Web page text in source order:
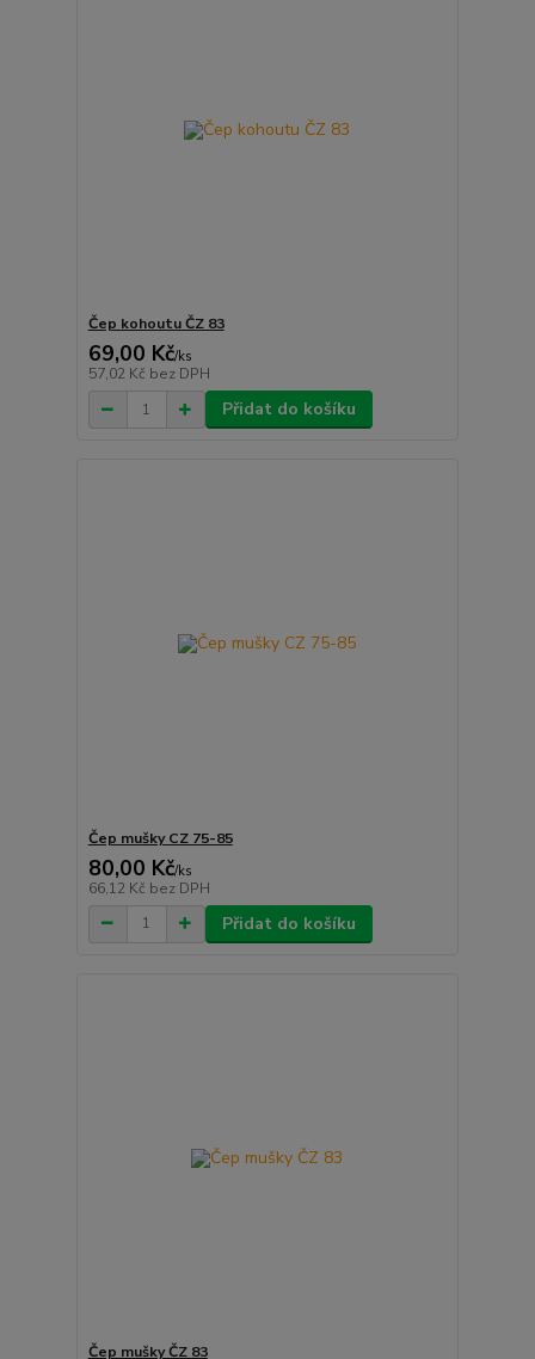
Čep kohoutu ČZ 83
69,00 Kč/ks
57,02 Kč bez DPH
Přidat do košíku
Čep mušky CZ 75-85
80,00 Kč/ks
66,12 Kč bez DPH
Přidat do košíku
Čep mušky ČZ 83